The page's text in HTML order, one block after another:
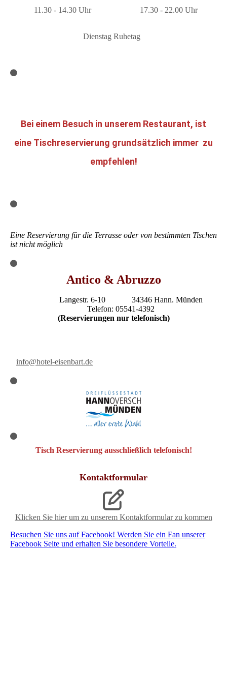
11.30 - 14.30 Uhr 17.30 - 22.00 Uhr
Dienstag Ruhetag
Bei einem Besuch in unserem Restaurant, ist
eine Tischreservierung grundsätzlich immer zu
empfehlen!
Eine Reservierung für die Terrasse oder von bestimmten Tischen
ist nicht möglich
Antico & Abruzzo
Langestr. 6-10 34346 Hann. Münden
Telefon: 05541-4392
(Reservierungen nur telefonisch)
info@hotel-eisenbart.de
Tisch Reservierung ausschließlich telefonisch!
Kontaktformular
Klicken Sie hier um zu unserem Kon­takt­for­mu­lar zu kommen
Besuchen Sie uns auf Facebook! Werden Sie ein Fan unserer
Facebook Seite und erhalten Sie besondere Vorteile.